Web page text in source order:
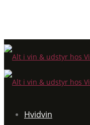
Hvidvin